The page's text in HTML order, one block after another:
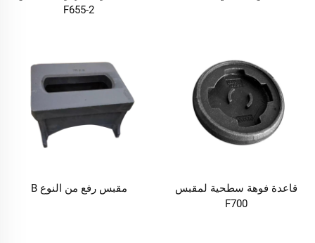
F655-2
قاعدة فوهة سطحية لمقبس
F700
مقبس رفع من النوع B